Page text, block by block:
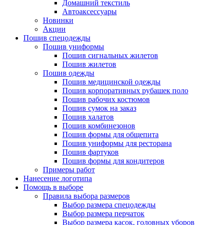
Домашний текстиль
Автоаксессуары
Новинки
Акции
Пошив спецодежды
Пошив униформы
Пошив сигнальных жилетов
Пошив жилетов
Пошив одежды
Пошив медицинской одежды
Пошив корпоративных рубашек поло
Пошив рабочих костюмов
Пошив сумок на заказ
Пошив халатов
Пошив комбинезонов
Пошив формы для общепита
Пошив униформы для ресторана
Пошив фартуков
Пошив формы для кондитеров
Примеры работ
Нанесение логотипа
Помощь в выборе
Правила выбора размеров
Выбор размера спецодежды
Выбор размера перчаток
Выбор размера касок, головных уборов